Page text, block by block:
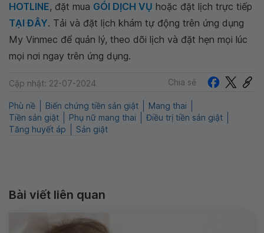
HOTLINE, đặt mua GÓI DỊCH VỤ hoặc đặt lịch trực tiếp
TẠI ĐÂY. Tải và đặt lịch khám tự động trên ứng dụng
My Vinmec để quản lý, theo dõi lịch và đặt hẹn mọi lúc
mọi nơi ngay trên ứng dụng.
Cập nhật: 22-07-2024 Chia sẻ
Phù nề Biến chứng tiền sản giật
Mang thai
Tiền sản giật
Phụ nữ mang thai
Điều trị tiền sản giật
Tăng huyết áp
Sản giật
Bài viết liên quan